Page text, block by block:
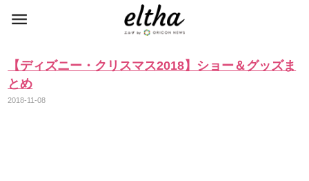
【ディズニー・クリスマス2018】ショー＆グッズま
とめ
2018-11-08